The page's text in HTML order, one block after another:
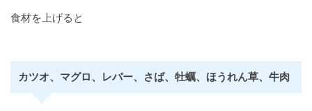
食材を上げると
カツオ、マグロ、レバー、さば、牡蠣、ほうれん草、牛肉